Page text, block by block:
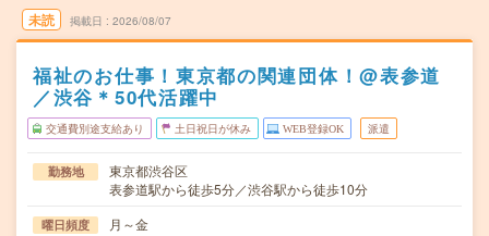
未読 掲載日 2026/08/07
福祉のお仕事！東京都の関連団体！@表参道
／渋谷＊50代活躍中
交通費別途支給あり 土日祝日が休み WEB登録OK 派遣
勤務地
東京都渋谷区
表参道駅から徒歩5分／渋谷駅から徒歩10分
曜日頻度 月～金